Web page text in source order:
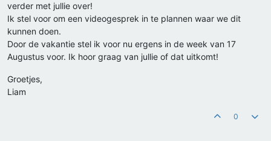
verder met jullie over!
Ik stel voor om een videogesprek in te plannen waar we dit
kunnen doen.
Door de vakantie stel ik voor nu ergens in de week van 17
Augustus voor. Ik hoor graag van jullie of dat uitkomt!
Groetjes,
Liam
0